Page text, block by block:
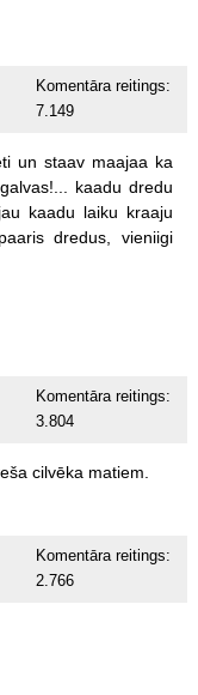
Komentāra reitings:
7.149
un staav maajaa ka
galvas!... kaadu dredu
jau kaadu laiku kraaju
paaris dredus,
vieniigi
Komentāra reitings:
3.804
cilvēka matiem.
Komentāra reitings:
2.766